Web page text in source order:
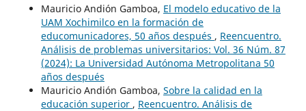
Mauricio Andión Gamboa, El modelo educativo de la
UAM Xochimilco en la formación de
educomunicadores, 50 años después , Reencuentro.
Análisis de problemas universitarios: Vol. 36 Núm. 87
(2024): La Universidad Autónoma Metropolitana 50
años después
Mauricio Andión Gamboa, Sobre la calidad en la
educación superior , Reencuentro. Análisis de